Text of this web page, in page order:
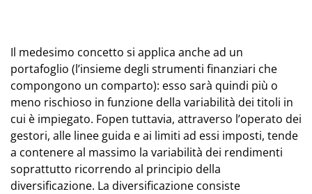
Il medesimo concetto si applica anche ad un
portafoglio (l’insieme degli strumenti finanziari che
compongono un comparto): esso sarà quindi più o
meno rischioso in funzione della variabilità dei titoli in
cui è impiegato. Fopen tuttavia, attraverso l’operato dei
gestori, alle linee guida e ai limiti ad essi imposti, tende
a contenere al massimo la variabilità dei rendimenti
soprattutto ricorrendo al principio della
diversificazione. La diversificazione consiste